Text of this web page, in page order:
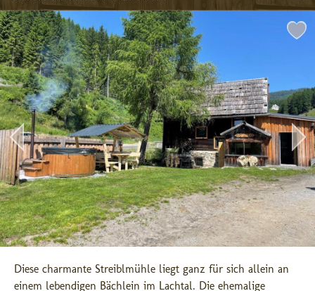
Diese charmante Streiblmühle liegt ganz für sich allein an
einem lebendigen Bächlein im Lachtal. Die ehemalige